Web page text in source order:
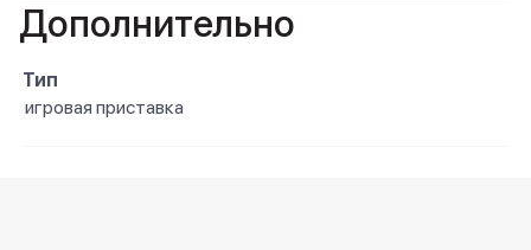
Дополнительно
Тип
игровая приставка